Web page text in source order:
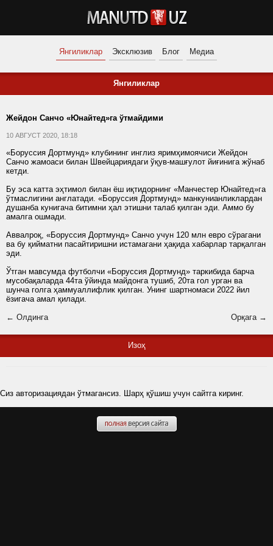
Янгиликлар Эксклюзив Блог Медиа
Янгиликлар
Жейдон Санчо «Юнайтед»га ўтмайдими
10 АВГУСТ 2020, 18:18
«Боруссия Дортмунд» клубининг инглиз яримҳимоячиси Жейдон
Санчо жамоаси билан Швейцариядаги ўқув-машғулот йиғинига жўнаб
кетди.
Бу эса катта эҳтимол билан ёш иқтидорнинг «Манчестер Юнайтед»га
ўтмаслигини англатади. «Боруссия Дортмунд» манкунианликлардан
душанба кунигача битимни ҳал этишни талаб қилган эди. Аммо бу
амалга ошмади.
Аввалроқ, «Боруссия Дортмунд» Санчо учун 120 млн евро сўрагани
ва бу қийматни пасайтиришни истамагани ҳақида хабарлар тарқалган
эди.
Ўтган мавсумда футболчи «Боруссия Дортмунд» таркибида барча
мусобақаларда 44та ўйинда майдонга тушиб, 20та гол урган ва
шунча голга ҳаммуаллифлик қилган. Унинг шартномаси 2022 йил
ёзигача амал қилади.
← Олдинга
Орқага →
Изоҳ
Сиз авторизациядан ўтмагансиз. Шарҳ қўшиш учун сайтга киринг.